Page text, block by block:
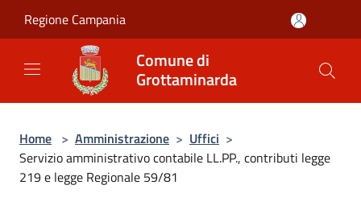
Regione Campania
Comune di
Grottaminarda
Home > Amministrazione > Uffici >
Servizio amministrativo contabile LL.PP., contributi legge
219 e legge Regionale 59/81